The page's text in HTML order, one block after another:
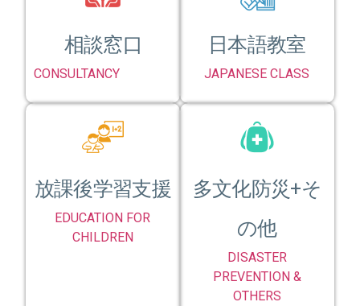
相談窓口
CONSULTANCY
日本語教室
JAPANESE CLASS
放課後学習支援
EDUCATION FOR
CHILDREN
多文化防災+そ
の他
DISASTER
PREVENTION &
OTHERS